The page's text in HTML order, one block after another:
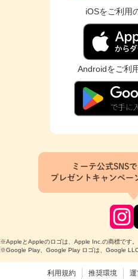
iOSをご利用
Androidをご利
ミーテ公式SNS
プレゼントキャンペー
※AppleとAppleのロゴは、Apple Inc.の商標です。
※Google Play、Google Play ロゴは、Google LLC
利用規約 推奨環境 運